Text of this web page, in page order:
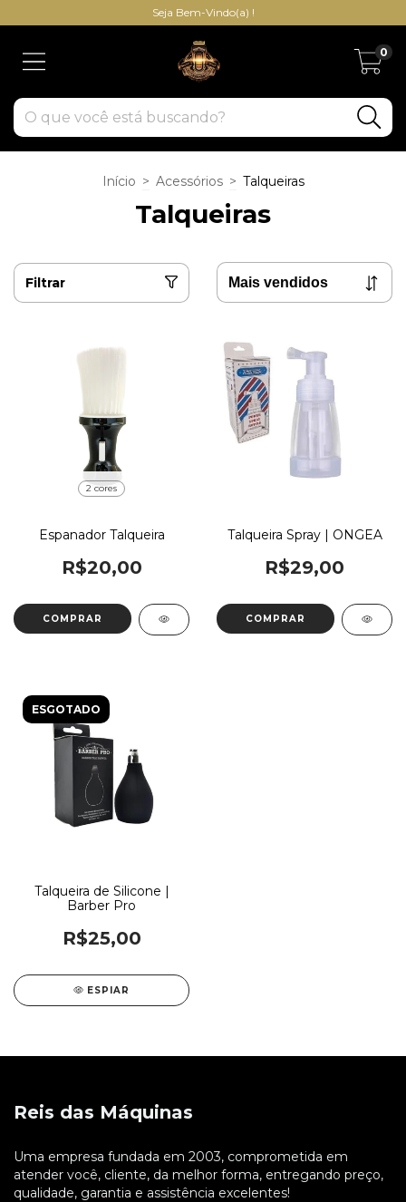
Seja Bem-Vindo(a) !
0
Início > Acessórios > Talqueiras
Talqueiras
Filtrar
2 cores
Espanador Talqueira
R$20,00
COMPRAR
Talqueira Spray | ONGEA
R$29,00
ESGOTADO
Talqueira de Silicone |
Barber Pro
R$25,00
ESPIAR
Reis das Máquinas
Uma empresa fundada em 2003, comprometida em
atender você, cliente, da melhor forma, entregando preço,
qualidade, garantia e assistência excelentes!